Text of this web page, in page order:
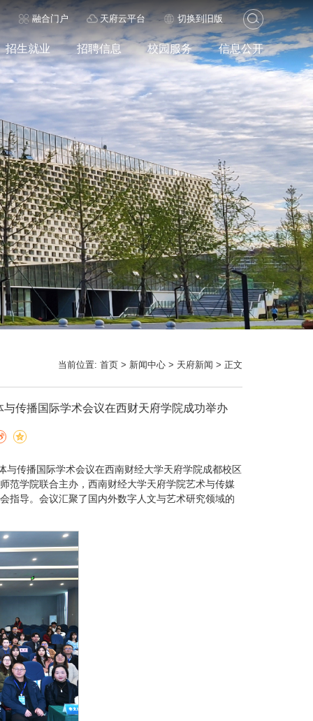
融合门户 天府云平台 切换到旧版
招生就业 招聘信息 校园服务 信息公开
当前位置:首页 > 新闻中心 > 天府新闻 > 正文
传播国际学术会议在西财天府学院成功举办
与传播国际学术会议在西南财经大学天府学院成都校区
范学院联合主办，西南财经大学天府学院艺术与传媒
指导。会议汇聚了国内外数字人文与艺术研究领域的